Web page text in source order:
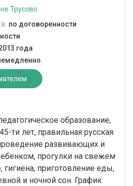
Трусово
по договоренности
года
образование,
ти лет, правильная русская
развивающих и
прогулки на свежем
гигиена, приготовление еды,
и ночной сон. График